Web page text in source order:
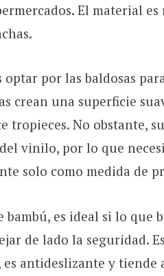
El material es
optar por las baldosas
crean una superficie
tropieces. No obstante,
vinilo, por lo que
solo como medida de
es ideal si lo que
de lado la seguridad.
antideslizante y tiende